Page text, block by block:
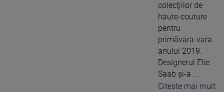
colecţiilor de
haute-couture
pentru
primăvara-vara
anului 2019.
Designerul Elie
Saab şi-a ...
Citeste mai mult